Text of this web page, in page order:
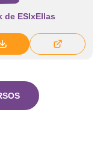
de ESIxEllas